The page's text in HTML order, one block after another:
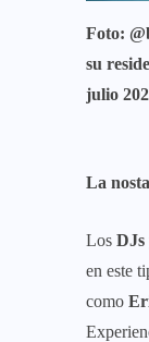
Foto:
su
julio
La
Los DJs
en este
como